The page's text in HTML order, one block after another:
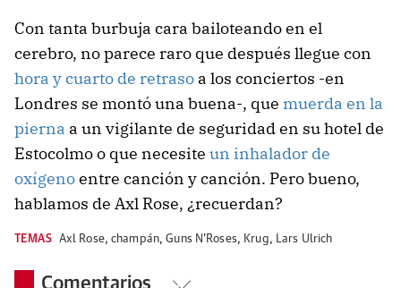
Con tanta burbuja cara bailoteando en el
cerebro, no parece raro que después llegue con
hora y cuarto de retraso a los conciertos -en
Londres se montó una buena-, que muerda en la
pierna a un vigilante de seguridad en su hotel de
Estocolmo o que necesite un inhalador de
oxígenoentre canción y canción. Pero bueno,
hablamos de Axl Rose, ¿recuerdan?
TEMAS Axl Rose,champán,Guns N'Roses, Krug, Lars Ulrich